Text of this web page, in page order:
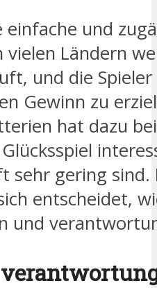
und
vielen Ländern
und die
Gewinn zu
hat dazu
sehr gering
entscheidet,
und